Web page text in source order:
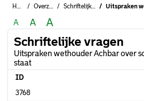
Home Overzichten Schriftelijke vragen Uitspraken
A A A
Schriftelijke vragen
Uitspraken wethouder Achbar over
staat
ID
3768